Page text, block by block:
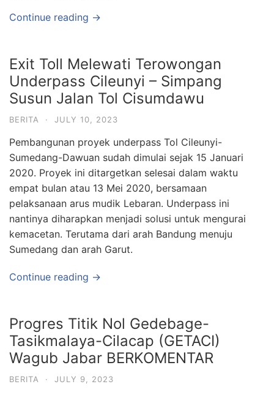
Continue reading →
Exit Toll Melewati Terowongan
Underpass Cileunyi – Simpang
Susun Jalan Tol Cisumdawu
BERITA · JULY 10, 2023
Pembangunan proyek underpass Tol Cileunyi-
Sumedang-Dawuan sudah dimulai sejak 15 Januari
2020. Proyek ini ditargetkan selesai dalam waktu
empat bulan atau 13 Mei 2020, bersamaan
pelaksanaan arus mudik Lebaran. Underpass ini
nantinya diharapkan menjadi solusi untuk mengurai
kemacetan. Terutama dari arah Bandung menuju
Sumedang dan arah Garut.
Continue reading →
Progres Titik Nol Gedebage-
Tasikmalaya-Cilacap (GETACI)
Wagub Jabar BERKOMENTAR
BERITA · JULY 9, 2023